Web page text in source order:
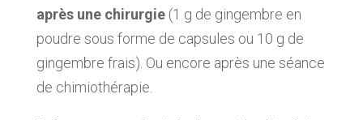
après une chirurgie(1 g de gingembre en
poudre sous forme de capsules ou 10 g de
gingembre frais). Ou encore après une séance
de chimiothérapie.